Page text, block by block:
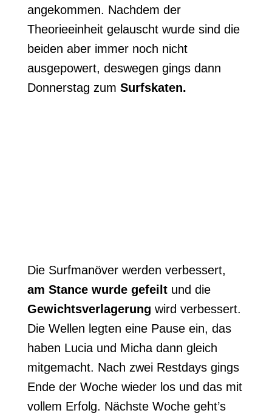
angekommen. Nachdem der
Theorieeinheit gelauscht wurde sind die
beiden aber immer noch nicht
ausgepowert, deswegen gings dann
Donnerstag zum Surfskaten.
Die Surfmanöver werden verbessert,
am Stance wurde gefeiltund die
Gewichtsverlagerung wird verbessert.
Die Wellen legten eine Pause ein, das
haben Lucia und Micha dann gleich
mitgemacht. Nach zwei Restdays gings
Ende der Woche wieder los und das mit
vollem Erfolg. Nächste Woche geht’s